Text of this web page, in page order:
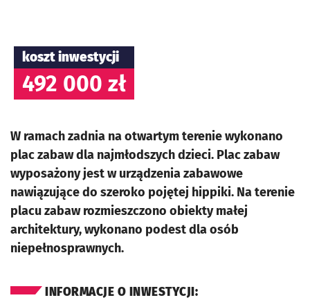
koszt inwestycji
492 000 zł
W ramach zadnia na otwartym terenie wykonano
plac zabaw dla najmłodszych dzieci. Plac zabaw
wyposażony jest w urządzenia zabawowe
nawiązujące do szeroko pojętej hippiki. Na terenie
placu zabaw rozmieszczono obiekty małej
architektury, wykonano podest dla osób
niepełnosprawnych.
INFORMACJE O INWESTYCJI: